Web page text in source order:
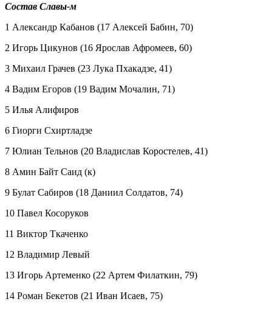
Состав Славы-м
1 Александр Кабанов (17 Алексей Бабин, 70)
2 Игорь Цикунов (16 Ярослав Афромеев, 60)
3 Михаил Грачев (23 Лука Пхакадзе, 41)
4 Вадим Егоров (19 Вадим Мочалин, 71)
5 Илья Алифиров
6 Гиорги Схиртладзе
7 Юлиан Тельнов (20 Владислав Коростелев, 41)
8 Амин Байт Саид (к)
9 Булат Сабиров (18 Даниил Солдатов, 74)
10 Павел Косоруков
11 Виктор Ткаченко
12 Владимир Левый
13 Игорь Артеменко (22 Артем Филаткин, 79)
14 Роман Бекетов (21 Иван Исаев, 75)